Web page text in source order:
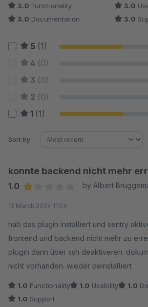
3.0 Functionality 3.0
3.0 Documentation 3.0
5 (1)
4 (0)
3 (0)
2 (0)
1 (1)
Sort by
konnte backend nicht mehr
1.0
by Albert
12 March 2024 11:24
hab das plugin installiert und sentry
frontend und backend nicht mehr zu
plugin dann über ssh deaktiveren.
nicht vorhanden. wieder deinstalliert
1.0 Functionality 1.0 Usability 1.0
1.0 Support